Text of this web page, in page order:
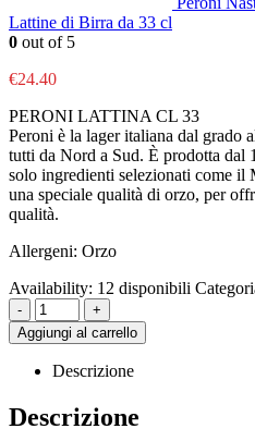
Lattine di Birra da 33 cl
0 out of 5
€24.40
PERONI LATTINA CL 33
Peroni è la lager italiana dal grado
tutti da Nord a Sud. È prodotta dal
solo ingredienti selezionati come
una speciale qualità di orzo, per
qualità.
Allergeni: Orzo
Availability: 12 disponibili
-
+
Aggiungi al carrello
Descrizione
Descrizione